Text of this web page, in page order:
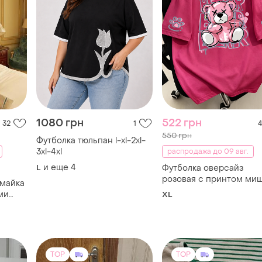
32 1080 грн 1
Футболка тюльпан l-xl-2xl-
3xl-4xl
L и еще 4
522 грн 4
550 грн
распродажа до 09 авг.
Футболка оверсайз
розовая с принтом
bear, женская, летняя
XL
TOP TOP